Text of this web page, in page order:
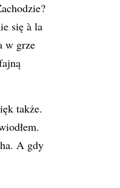
się à la
w grze
także.
A gdy